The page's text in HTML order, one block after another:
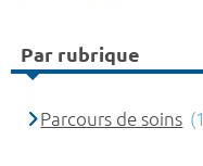
Par rubrique
Parcours de soins